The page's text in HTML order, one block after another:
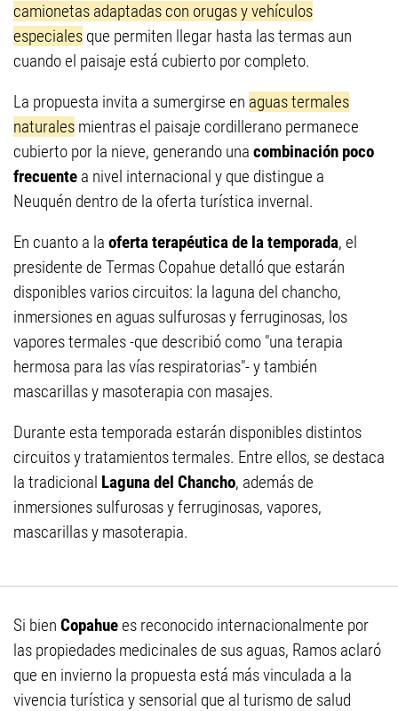
camionetas adaptadas con orugas y vehículos
especiales que permiten llegar hasta las termas aun
cuando el paisaje está cubierto por completo.
La propuesta invita a sumergirse en aguas termales
naturales mientras el paisaje cordillerano permanece
cubierto por la nieve, generando una combinación poco
frecuente a nivel internacional y que distingue a
Neuquén dentro de la oferta turística invernal.
En cuanto a la oferta terapéutica de la temporada, el
presidente de Termas Copahue detalló que estarán
disponibles varios circuitos: la laguna del chancho,
inmersiones en aguas sulfurosas y ferruginosas, los
vapores termales -que describió como "una terapia
hermosa para las vías respiratorias"- y también
mascarillas y masoterapia con masajes.
Durante esta temporada estarán disponibles distintos
circuitos y tratamientos termales. Entre ellos, se destaca
la tradicional Laguna del Chancho, además de
inmersiones sulfurosas y ferruginosas, vapores,
mascarillas y masoterapia.
Si bien Copahuees reconocido internacionalmente por
las propiedades medicinales de sus aguas, Ramos aclaró
que en invierno la propuesta está más vinculada a la
vivencia turística y sensorial que al turismo de salud